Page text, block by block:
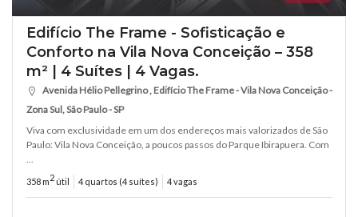
Edifício The Frame - Sofisticação e
Conforto na Vila Nova Conceição – 358
m² | 4 Suítes | 4 Vagas.
Avenida Hélio Pellegrino , Edifício The Frame - Vila Nova Conceição -
Zona Sul, São Paulo - SP
Viva com exclusividade em um dos endereços mais valorizados de São
Paulo: Vila Nova Conceição, a poucos passos do Parque Ibirapuera. Com
...
358 m2 útil 4 quartos (4 suítes) 4 vagas